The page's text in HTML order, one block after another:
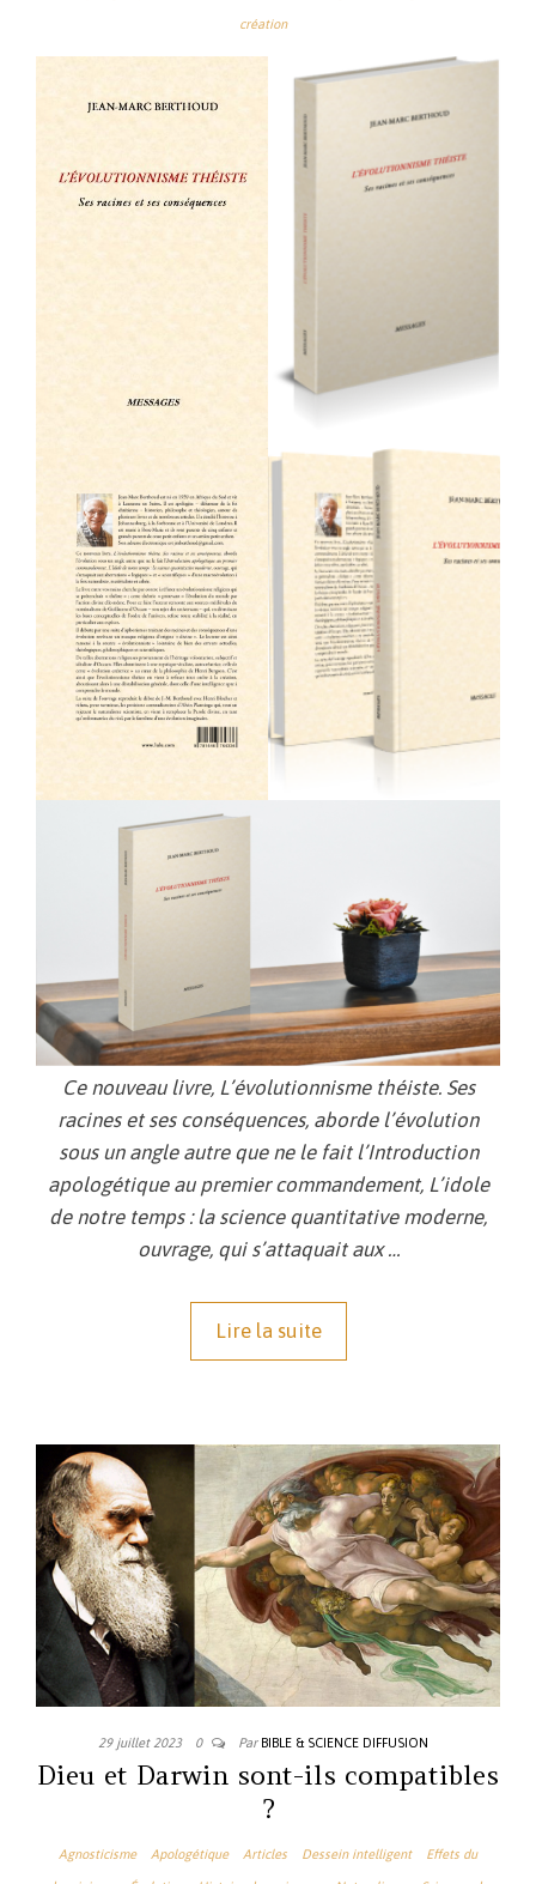
création
Ce nouveau livre, L’évolutionnisme théiste. Ses
racines et ses conséquences, aborde l’évolution
sous un angle autre que ne le fait l’Introduction
apologétique au premier commandement, L’idole
de notre temps : la science quantitative moderne,
ouvrage, qui s’attaquait aux …
Lire la suite
29 juillet 2023 0 Par BIBLE & SCIENCE DIFFUSION
Dieu et Darwin sont-ils compatibles
?
Agnosticisme Apologétique Articles Dessein intelligent Effets du